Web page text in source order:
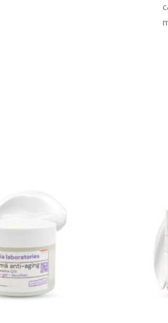
COMMANDER